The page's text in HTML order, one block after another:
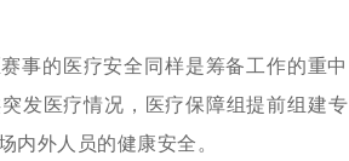
事的医疗安全同样是筹备工作的重中
发医疗情况，医疗保障组提前组建专
内外人员的健康安全。